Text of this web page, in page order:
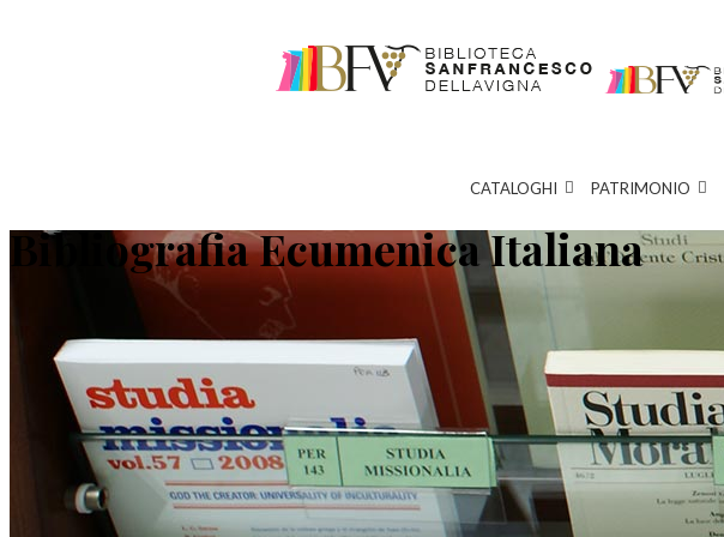
CATALOGHI PATRIMONIO
Bibliografia Ecumenica Italiana